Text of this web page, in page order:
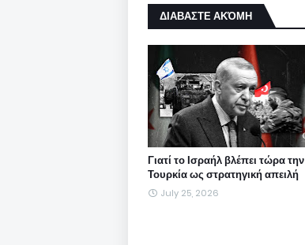
ΔΙΑΒΑΣΤΕ ΑΚΌΜΗ
Γιατί το Ισραήλ βλέπει τώρα την
Τουρκία ως στρατηγική απειλή
July 25, 2026